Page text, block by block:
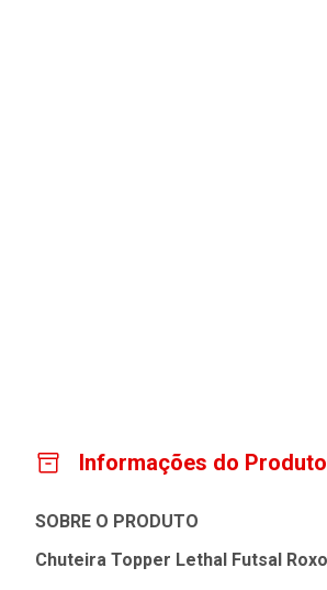
Informações do Produto
SOBRE O PRODUTO
Chuteira Topper Lethal Futsal